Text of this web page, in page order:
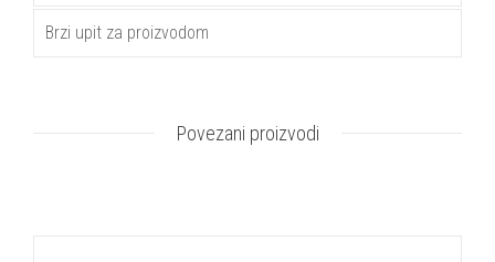
Brzi upit za proizvodom
Povezani proizvodi